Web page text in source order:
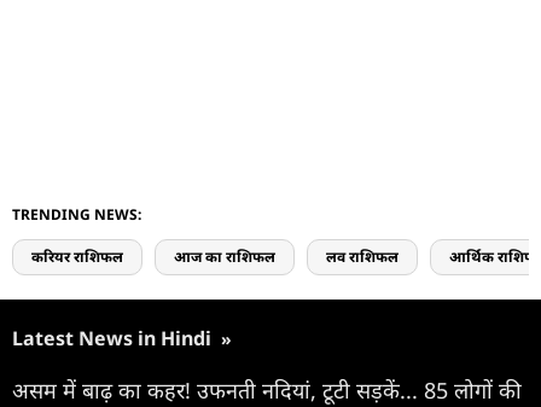
TRENDING NEWS:
करियर राशिफल आज का राशिफल लव राशिफल आर्थिक
Latest News in Hindi »
असम में बाढ़ का कहर! उफनती नदियां, टूटी सड़कें... 85 लोगों की